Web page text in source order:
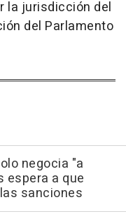
la jurisdicción del
del Parlamento
negocia "a
espera a que
sanciones